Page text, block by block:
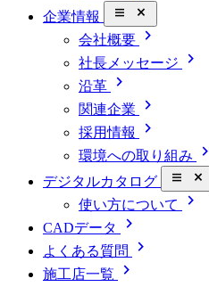
企業情報 close_small
会社概要 chevron_right
社長メッセージ chevron_right
沿革 chevron_right
関連企業 chevron_right
採用情報 chevron_right
環境への取り組み chevron_right
デジタルカタログ close_small
使い方について chevron_right
CADデータ chevron_right
よくある質問 chevron_right
施工店一覧
chevron_right